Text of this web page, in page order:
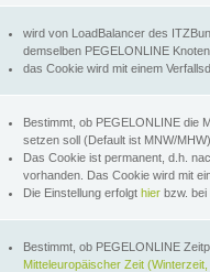
wird von LoadBalancer des
demselben PEGELONLINE
das Cookie wird mit einem
Bestimmt, ob PEGELONLINE die
setzen soll (Default ist MNW/
Das Cookie ist permanent, d.h.
vorhanden. Das Cookie wird mit
Die Einstellung erfolgt hier bzw. bei
Bestimmt, ob PEGELONLINE
Mitteleuropäischer Zeit (Winterzeit,